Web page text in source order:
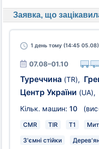
Заявка, що
1 деньтому (14:45 05.08)
07.08–01.10
Туреччина (TR),
Центр України (UA),
Кільк. машин: 10
CMR TIR T1
З'ємні стійки